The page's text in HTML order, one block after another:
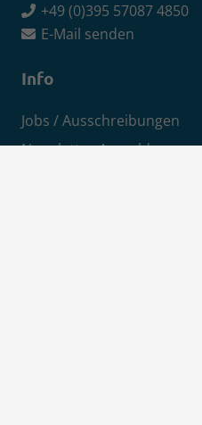
+49 (0)395 57087 4850
E-Mail senden
Info
Jobs / Ausschreibungen
Newsletter-Anmeldung